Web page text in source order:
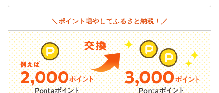
＼ポイント増やしてふるさと納税！／